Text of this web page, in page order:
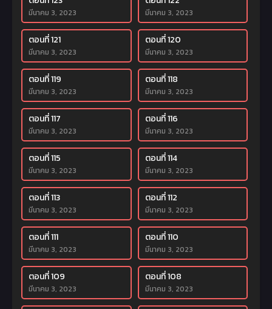
มีนาคม 3, 2023 มีนาคม 3, 2023
ตอนที่ 121
มีนาคม 3, 2023
ตอนที่ 120
มีนาคม 3, 2023
ตอนที่ 119
มีนาคม 3, 2023
ตอนที่ 118
มีนาคม 3, 2023
ตอนที่ 117
มีนาคม 3, 2023
ตอนที่ 116
มีนาคม 3, 2023
ตอนที่ 115
มีนาคม 3, 2023
ตอนที่ 114
มีนาคม 3, 2023
ตอนที่ 113
มีนาคม 3, 2023
ตอนที่ 112
มีนาคม 3, 2023
ตอนที่ 111
มีนาคม 3, 2023
ตอนที่ 110
มีนาคม 3, 2023
ตอนที่ 109
มีนาคม 3, 2023
ตอนที่ 108
มีนาคม 3, 2023